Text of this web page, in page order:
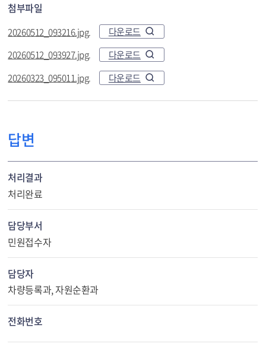
첨부파일
20260512_093216.jpg
다운로드
20260512_093927.jpg
다운로드
20260323_095011.jpg
다운로드
답변
처리결과
처리완료
담당부서
민원접수자
담당자
차량등록과, 자원순환과
전화번호